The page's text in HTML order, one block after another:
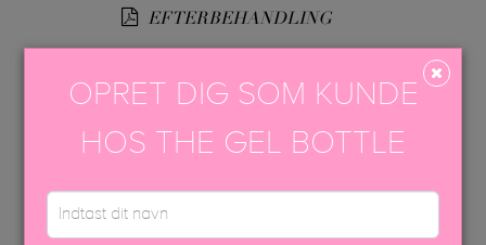
EFTERBEHANDLING
SIKKERHEDSDATABLAD
OPRET DIG SOM KUNDE
HOS THE GEL BOTTLE